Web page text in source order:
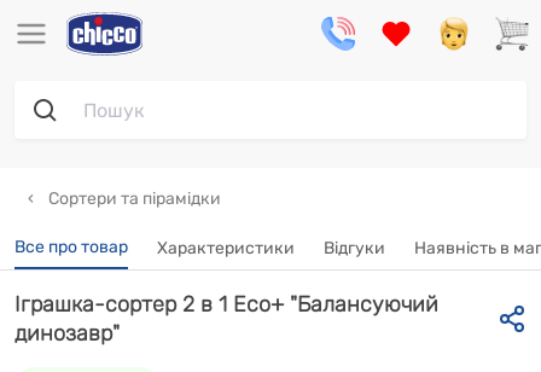
Сортери та пірамідки
Все про товар Характеристики Відгуки Наявність в
Іграшка-сортер 2 в 1 Eco+ "Балансуючий
динозавр"